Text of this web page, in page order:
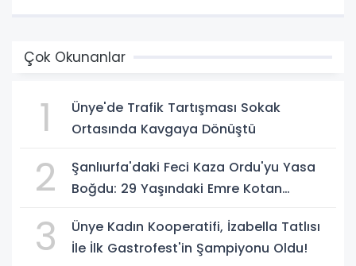
Çok Okunanlar
1
Ünye'de Trafik Tartışması Sokak
Ortasında Kavgaya Dönüştü
2
Şanlıurfa'daki Feci Kaza Ordu'yu Yasa
Boğdu: 29 Yaşındaki Emre Kotan
3
Ünye Kadın Kooperatifi, İzabella Tatlısı
İle İlk Gastrofest'in Şampiyonu Oldu!